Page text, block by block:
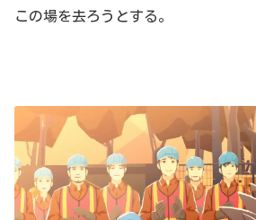
この場を去ろうとする。